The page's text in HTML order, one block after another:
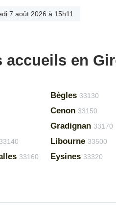
7 août 2026 à 15h11
accueils en
33140
33160
Bègles 33130
Cenon 33150
Gradignan 33170
Libourne 33500
Eysines 33320